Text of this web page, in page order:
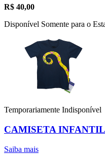
R$ 40,00
Disponível Somente para o
Temporariamente Indisponível
CAMISETA
Saiba mais